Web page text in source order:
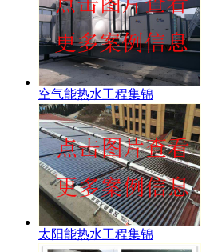
空气能热水工程集锦
太阳能热水工程集锦